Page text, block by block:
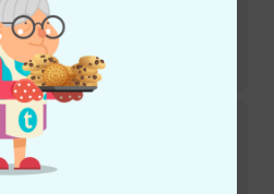
Bestpreis:459
EPM6 B-Stock